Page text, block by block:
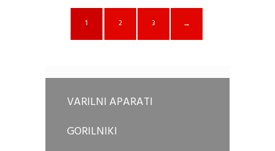
1 2 3 →
VARILNI APARATI
GORILNIKI